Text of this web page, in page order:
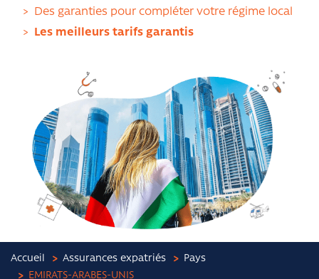
>
Des garanties pour compléter votre régime local
>
Les meilleurs tarifs garantis
Accueil Assurances expatriés
Pays
EMIRATS-ARABES-UNIS